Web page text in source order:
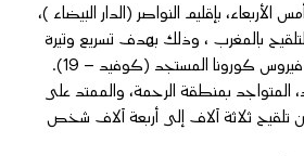
بإقليم النواصر (الدار البيضاء )،
بالمغرب ، وذلك بهدف تسريع وتيرة
كورونا المستجد (كوفيد – 19).
المتواجد بمنطقة الرحمة، والممتد على
مربع ، من تلقيح ثلاثة آلاف إلى أربعة آلاف شخص